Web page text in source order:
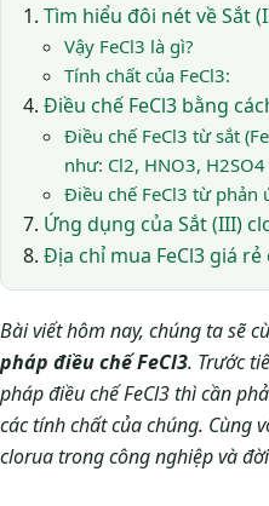
Tìm hiểu đôi nét về Sắt
Vậy FeCl3 là gì?
Tính chất của FeCl3:
Điều chế FeCl3 bằng
Điều chế FeCl3 từ sắt
như: Cl2, HNO3,
Điều chế FeCl3 từ phản
Ứng dụng của Sắt (III)
Địa chỉ mua FeCl3 giá
Bài viết hôm nay, chúng ta sẽ
pháp điều chế FeCl3. Trước
pháp điều chế FeCl3 thì cần
các tính chất của chúng. Cùng
clorua trong công nghiệp và